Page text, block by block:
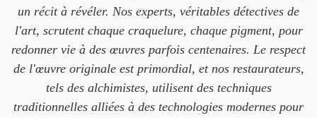
un récit à révéler. Nos experts, véritables détectives de
l'art, scrutent chaque craquelure, chaque pigment, pour
redonner vie à des œuvres parfois centenaires. Le respect
de l'œuvre originale est primordial, et nos restaurateurs,
tels des alchimistes, utilisent des techniques
traditionnelles alliées à des technologies modernes pour